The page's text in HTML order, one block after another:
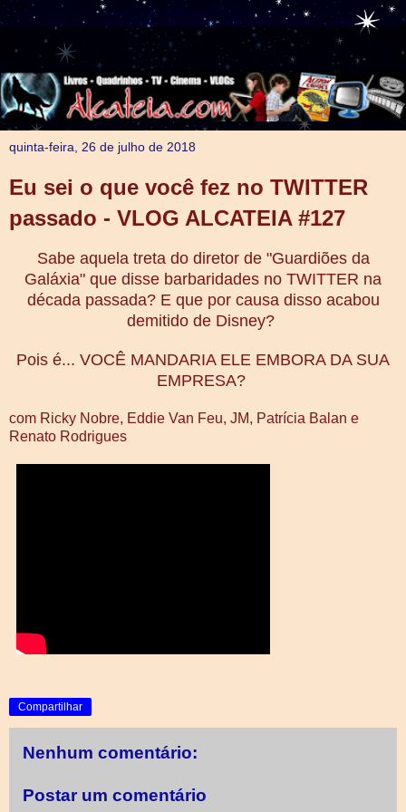
quinta-feira, 26 de julho de 2018
Eu sei o que você fez no TWITTER
passado - VLOG ALCATEIA #127
Sabe aquela treta do diretor de "Guardiões da
Galáxia" que disse barbaridades no TWITTER na
década passada? E que por causa disso acabou
demitido de Disney?
Pois é... VOCÊ MANDARIA ELE EMBORA DA SUA
EMPRESA?
com Ricky Nobre, Eddie Van Feu, JM, Patrícia Balan e
Renato Rodrigues
Compartilhar
Nenhum comentário:
Postar um comentário